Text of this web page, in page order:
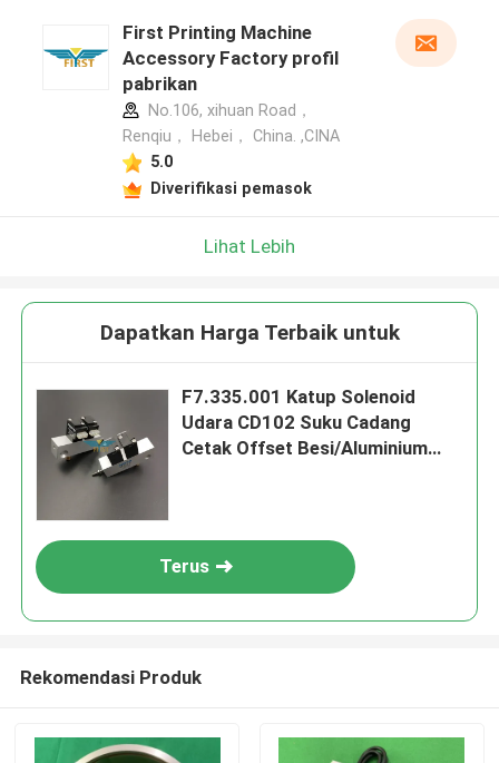
First Printing Machine
Accessory Factory profil
pabrikan
No.106, xihuan Road，
Renqiu， Hebei， China. ,CINA
5.0
Diverifikasi pemasok
Lihat Lebih
Dapatkan Harga Terbaik untuk
F7.335.001 Katup Solenoid
Udara CD102 Suku Cadang
Cetak Offset Besi/Aluminium
Terus
Rekomendasi Produk